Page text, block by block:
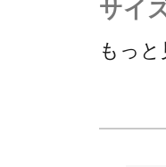
サイ
もっと